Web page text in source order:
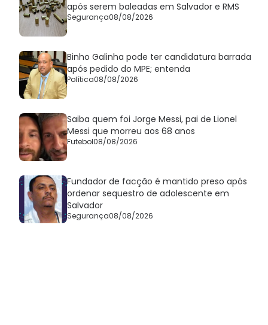
após serem baleadas em Salvador e RMS
Segurança08/08/2026
Binho Galinha pode ter candidatura barrada
após pedido do MPE; entenda
Política08/08/2026
Saiba quem foi Jorge Messi, pai de Lionel
Messi que morreu aos 68 anos
Futebol08/08/2026
Fundador de facção é mantido preso após
ordenar sequestro de adolescente em
Salvador
Segurança08/08/2026